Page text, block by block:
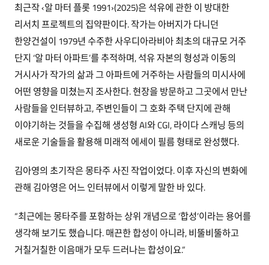
최근작 ‹알 마터 플롯 1991›(2025)은 석유에 관한 이 방대한
리서치 프로젝트의 집약판이다. 작가는 아버지가 다니던
한양건설이 1979년 수주한 사우디아라비아 최초의 대규모 거주
단지 ‘알 마터 아파트’를 추적하며, 석유 자본의 형성과 이동의
거시사가 작가의 삶과 그 아파트에 거주하는 사람들의 미시사에
어떤 영향을 미쳤는지 조사한다. 현장을 방문하고 그곳에서 만난
사람들을 인터뷰하고, 주변인들이 그 호화 주택 단지에 관해
이야기하는 것들을 수집해 생성형 AI와 CGI, 라이다 스캐닝 등의
새로운 기술들을 활용해 미래적 에세이 필름 형태로 완성했다.
김아영의 초기작은 몽타주 사진 작업이었다. 이후 자신의 변화에
관해 김아영은 어느 인터뷰에서 이렇게 말한 바 있다.
“최근에는 몽타주를 포함하는 상위 개념으로 ‘합성’이라는 용어를
생각해 보기도 했습니다. 매끈한 합성이 아니라, 비뚤비뚤하고
거칠거칠한 이음매가 모두 드러나는 합성이요.”